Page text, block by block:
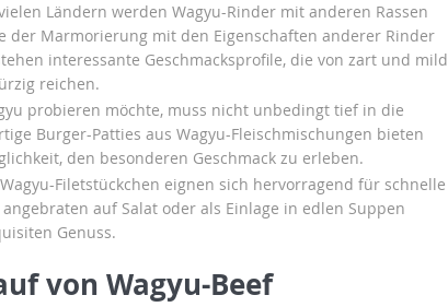
Ländern werden Wagyu-Rinder mit anderen Rassen
der Marmorierung mit den Eigenschaften anderer Rinder
interessante Geschmacksprofile, die von zart und mild
reichen.
probieren möchte, muss nicht unbedingt tief in die
Burger-Patties aus Wagyu-Fleischmischungen bieten
den besonderen Geschmack zu erleben.
Wagyu-Filetstückchen eignen sich hervorragend für schnelle
auf Salat oder als Einlage in edlen Suppen
Genuss.
von Wagyu-Beef